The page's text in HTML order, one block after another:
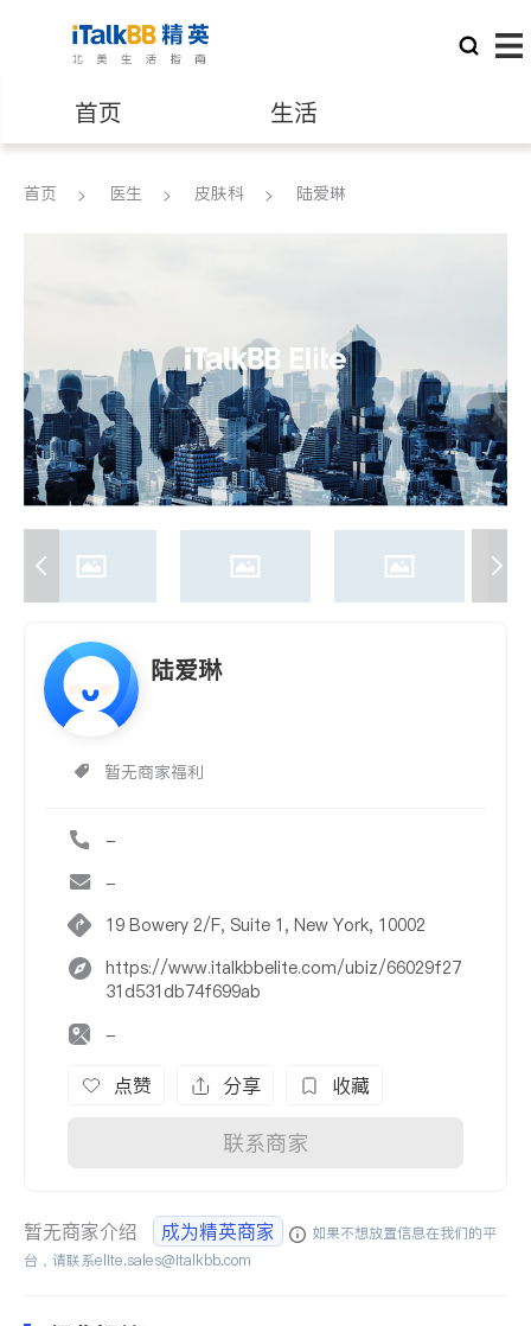
首页 生活
医生 律师
养老 非盈利组织
首页 医生 皮肤科 陆爱琳
陆爱琳
暂无商家福利
-
-
19 Bowery 2/F, Suite 1, New York, 10002
https://www.italkbbelite.com/ubiz/66029f27
31d531db74f699ab
-
点赞 分享 收藏
联系商家
暂无商家介绍 成为精英商家
如果不想放置信息在我们的平
台，请联系elite.sales@italkbb.com